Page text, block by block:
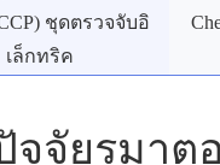
ชุดตรวจจับอิ
เล็กทริค
จัยรูมาตอ